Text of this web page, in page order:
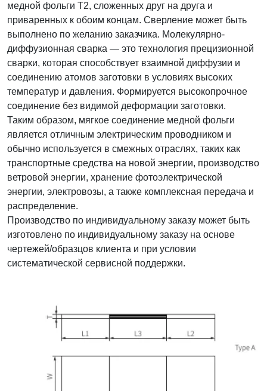
медной фольги Т2, сложенных друг на друга и
приваренных к обоим концам. Сверление может быть
выполнено по желанию заказчика. Молекулярно-
диффузионная сварка — это технология прецизионной
сварки, которая способствует взаимной диффузии и
соединению атомов заготовки в условиях высоких
температур и давления. Формируется высокопрочное
соединение без видимой деформации заготовки.
Таким образом, мягкое соединение медной фольги
является отличным электрическим проводником и
обычно используется в смежных отраслях, таких как
транспортные средства на новой энергии, производство
ветровой энергии, хранение фотоэлектрической
энергии, электровозы, а также комплексная передача и
распределение.
Производство по индивидуальному заказу может быть
изготовлено по индивидуальному заказу на основе
чертежей/образцов клиента и при условии
систематической сервисной поддержки.